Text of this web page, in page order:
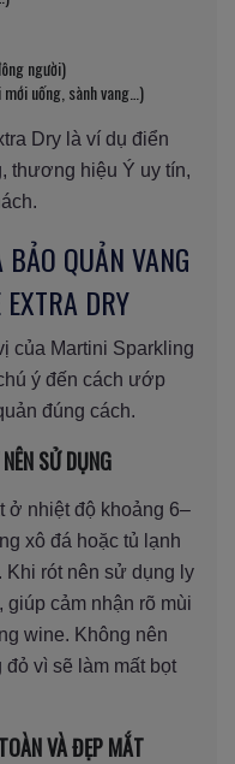
người)
uống, sành vang…)
Dry là ví dụ điển
thương hiệu Ý uy tín,
QUẢN VANG
DRY
của Martini Sparkling
ý đến cách ướp
đúng cách.
SỬ DỤNG
ở nhiệt độ khoảng 6–
xô đá hoặc tủ lạnh
rót nên sử dụng ly
cảm nhận rõ mùi
wine. Không nên
vì sẽ làm mất bọt
VÀ ĐẸP MẮT